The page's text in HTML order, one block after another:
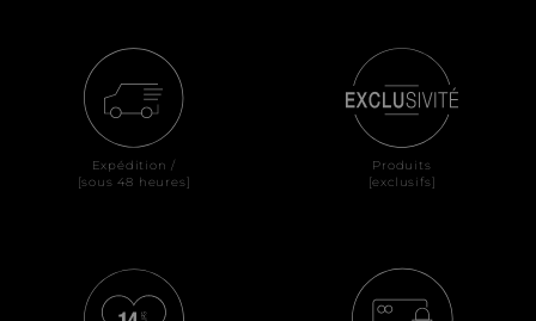
Expédition /
[sous 48 heures]
Produits
[exclusifs]